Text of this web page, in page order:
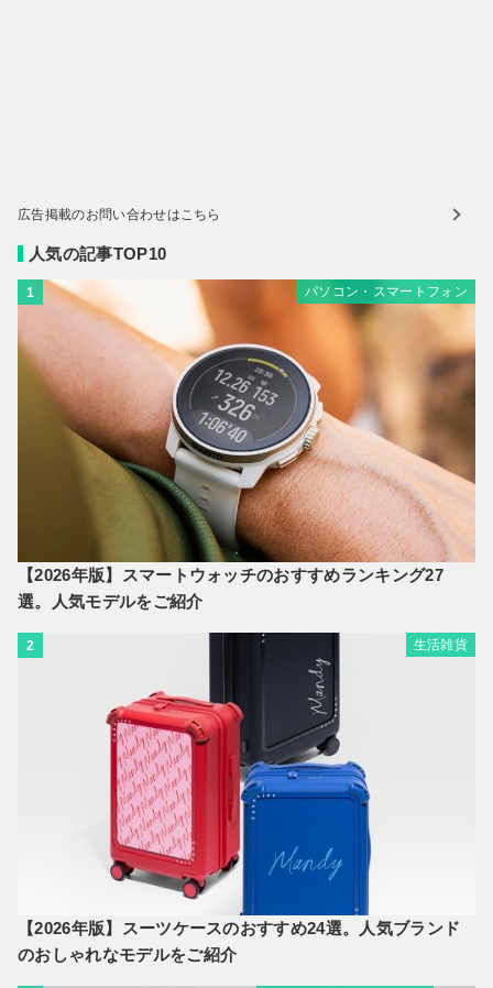
広告掲載のお問い合わせはこちら
人気の記事TOP10
1 パソコン・スマートフォン
【2026年版】スマートウォッチのおすすめランキング27
選。人気モデルをご紹介
2 生活雑貨
【2026年版】スーツケースのおすすめ24選。人気ブランド
のおしゃれなモデルをご紹介